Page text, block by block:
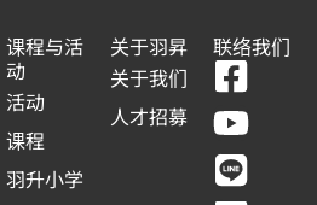
课程与活
动
活动
课程
羽升小学
关于羽昇
关于我们
人才招募
联络我们
F
a
c
e
Y
o
u
t
L
i
n
e
L
i
n
k